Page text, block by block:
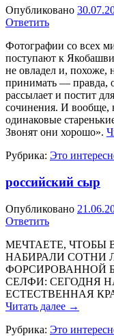
Опубликовано
Ответить
Фотографии со всех
поступают к
не овладел и, похоже,
принимать — правда,
рассылает и постит
сочинения. И вообще,
одинаковые
Звонят они хорошо».
Рубрика: Это
российский сыр
Опубликовано
Ответить
МЕЧТАЕТЕ, ЧТОБЫ
НАБИРАЛИ СОТНИ
ФОРСИРОВАННОЙ
СЕЛФИ: СЕГОДНЯ
ЕСТЕСТВЕННАЯ
Читать далее →
Рубрика: Это